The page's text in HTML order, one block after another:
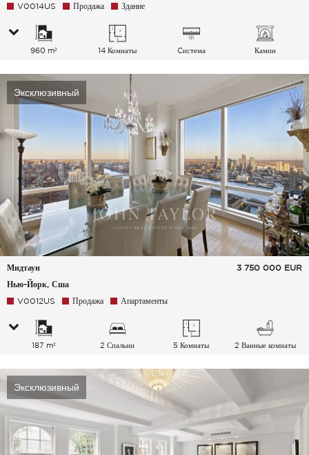
V0014US Продажа Здание
960 m² 14 Комнаты
Cистема
Камин
Эксклюзивный
Мидтаун
Нью-Йорк, Сша
3 750 000 EUR
V0012US Продажа Апартаменты
187 m² 2 Спальни 5 Комнаты 2 Ванные комнаты
Эксклюзивный